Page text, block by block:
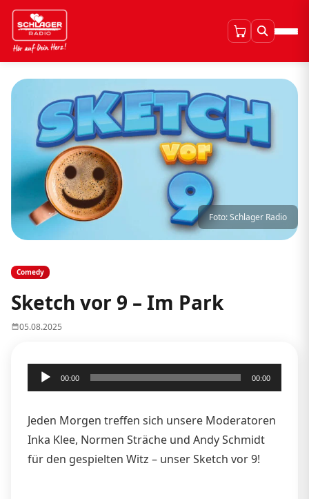
Foto: Schlager Radio
Comedy
Sketch vor 9 – Im Park
05.08.2025
Audio-
Player
00:00 00:00
Jeden Morgen treffen sich unsere Moderatoren
Inka Klee, Normen Sträche und Andy Schmidt
für den gespielten Witz – unser Sketch vor 9!